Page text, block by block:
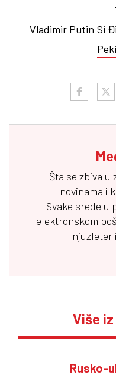
Vladimir Putin Si
Šta se zbiva u
novinama i
Svake srede u
elektronskom
njuzleter
Više
Rusko-